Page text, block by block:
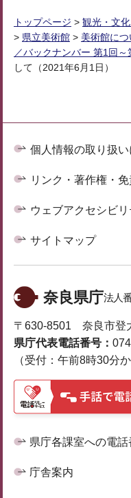
トップページ > 観光・文
> 県立美術館 > 美術館につ
／バックナンバー 第1回～
して（2021年6月1日）
個人情報の取り扱い
リンク・著作権・
ウェブアクセシビリ
サイトマップ
奈良県庁法人
〒630-8501 奈良市登
県庁代表電話番号：
（受付：午前8時30分
県庁各課室への電話
庁舎案内